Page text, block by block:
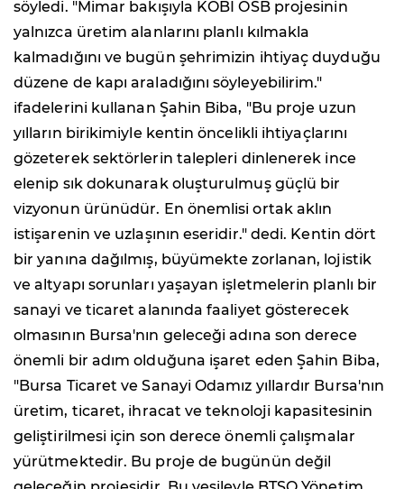
söyledi. "Mimar bakışıyla KOBİ OSB projesinin
yalnızca üretim alanlarını planlı kılmakla
kalmadığını ve bugün şehrimizin ihtiyaç duyduğu
düzene de kapı araladığını söyleyebilirim."
ifadelerini kullanan Şahin Biba, "Bu proje uzun
yılların birikimiyle kentin öncelikli ihtiyaçlarını
gözeterek sektörlerin talepleri dinlenerek ince
elenip sık dokunarak oluşturulmuş güçlü bir
vizyonun ürünüdür. En önemlisi ortak aklın
istişarenin ve uzlaşının eseridir." dedi. Kentin dört
bir yanına dağılmış, büyümekte zorlanan, lojistik
ve altyapı sorunları yaşayan işletmelerin planlı bir
sanayi ve ticaret alanında faaliyet gösterecek
olmasının Bursa'nın geleceği adına son derece
önemli bir adım olduğuna işaret eden Şahin Biba,
"Bursa Ticaret ve Sanayi Odamız yıllardır Bursa'nın
üretim, ticaret, ihracat ve teknoloji kapasitesinin
geliştirilmesi için son derece önemli çalışmalar
yürütmektedir. Bu proje de bugünün değil